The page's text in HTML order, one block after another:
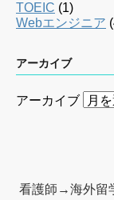
TOEIC (1)
Webエンジニア
アーカイブ
アーカイブ
看護師→海外留